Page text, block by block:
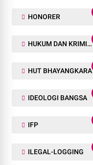
HONORER
HUKUM DAN KRIMINAL
HUT BHAYANGKARA
IDEOLOGI BANGSA
IFP
ILEGAL-LOGGING